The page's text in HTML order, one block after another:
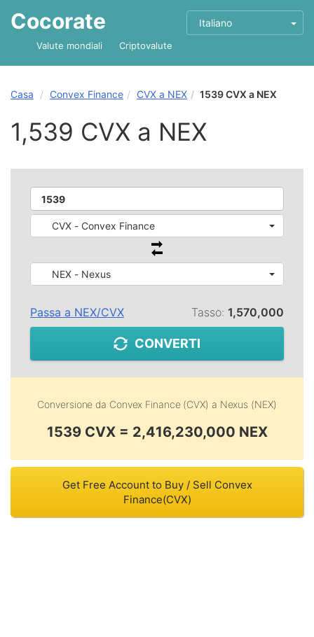
Cocorate Italiano
Valute mondiali Criptovalute
Casa Convex Finance CVX a NEX 1539 CVX a NEX
1,539 CVX a NEX
CVX - Convex Finance
NEX - Nexus
Passa a NEX/CVX Tasso: 1,570,000
CONVERTI
Conversione da Convex Finance (CVX) a Nexus (NEX)
1539 CVX = 2,416,230,000 NEX
Get Free Account to Buy / Sell Convex
Finance(CVX)